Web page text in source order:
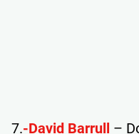
7.-David Barrull –